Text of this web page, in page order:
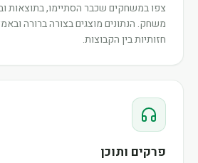
צפו במשחקים שכבר הסתיימו, בתוצאות
משחק. הנתונים מוצגים בצורה ברורה
חזותיות בין הקבוצות.
פרקים ותוכן